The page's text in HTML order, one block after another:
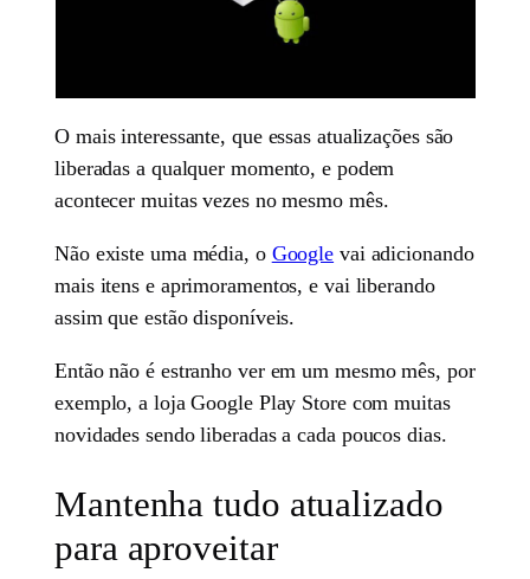
O mais interessante, que essas atualizações são
liberadas a qualquer momento, e podem
acontecer muitas vezes no mesmo mês.
Não existe uma média, o Google vai adicionando
mais itens e aprimoramentos, e vai liberando
assim que estão disponíveis.
Então não é estranho ver em um mesmo mês, por
exemplo, a loja Google Play Store com muitas
novidades sendo liberadas a cada poucos dias.
Mantenha tudo atualizado
para aproveitar